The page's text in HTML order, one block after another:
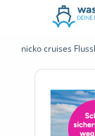
nicko cruises